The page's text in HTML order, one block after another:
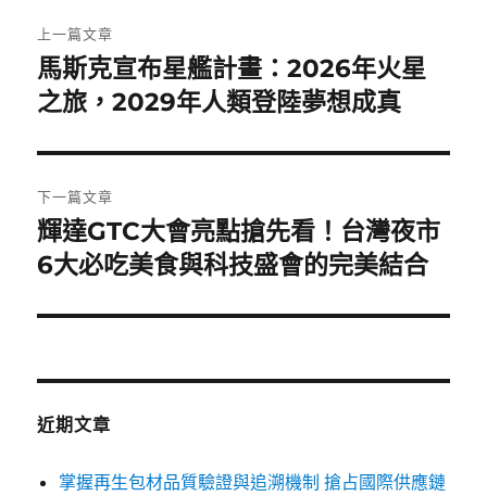
章
導
覽
上一篇文章
上
一
文
章:
馬斯克宣布星艦計畫：2026年火星
之旅，2029年人類登陸夢想成真
下一篇文章
下
一
文
輝達GTC大會亮點搶先看！台灣夜市
6大必吃美食與科技盛會的完美結合
近期文章
掌握再生包材品質驗證與追溯機制 搶占國際供應鏈